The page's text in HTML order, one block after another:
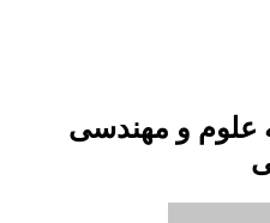
و مهندسی